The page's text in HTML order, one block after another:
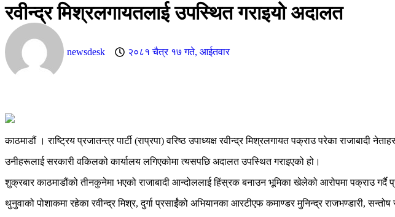
रवीन्द्र मिश्रलगायतलाई उपस्थित गराइयो अदालत
newsdesk २०८१ चैत्र १७ गते, आईतवार
काठमाडौं । राष्ट्रिय प्रजातन्त्र पार्टी (राप्रपा) वरिष्ठ उपाध्यक्ष रवीन्द्र मिश्रलगायत पक्राउ परेका राजाबादी
उनीहरूलाई सरकारी वकिलको कार्यालय लगिएकोमा त्यसपछि अदालत उपस्थित गराइएको हो।
शुक्रबार काठमाडौंको तीनकुनेमा भएको राजाबादी आन्दोललाई हिंस्रक बनाउन भूमिका खेलेको आरोपमा पक्राउ गर्दै
थुनुवाको पोशाकमा रहेका रवीन्द्र मिश्र, दुर्गा प्रसाईंको अभियानका आरटीएफ कमाण्डर मुनिन्द्र राजभण्डारी,